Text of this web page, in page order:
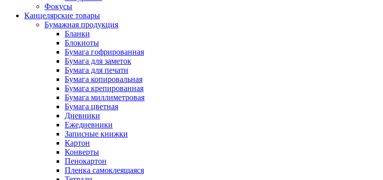
Фокусы
Канцелярские товары
Бумажная продукция
Бланки
Блокноты
Бумага гофрированная
Бумага для заметок
Бумага для печати
Бумага копировальная
Бумага крепированная
Бумага миллиметровая
Бумага цветная
Дневники
Ежедневники
Записные книжки
Картон
Конверты
Пенокартон
Пленка самоклеящаяся